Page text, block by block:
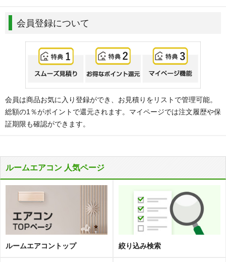
会員登録について
会員は商品お気に入り登録ができ、お見積りをリストで管理可能。
総額の1％がポイントで還元されます。マイページでは注文履歴や保
証期限も確認ができます。
ルームエアコン 人気ページ
ルームエアコントップ 絞り込み検索